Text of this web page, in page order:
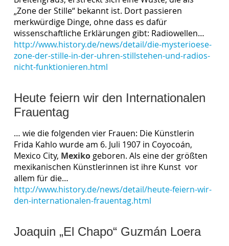
„Zone der Stille“ bekannt ist. Dort passieren
merkwürdige Dinge, ohne dass es dafür
wissenschaftliche Erklärungen gibt: Radiowellen…
http://www.history.de/news/detail/die-mysterioese-
zone-der-stille-in-der-uhren-stillstehen-und-radios-
nicht-funktionieren.html
Heute feiern wir den Internationalen
Frauentag
… wie die folgenden vier Frauen: Die Künstlerin
Frida Kahlo wurde am 6. Juli 1907 in Coyocoán,
Mexico City, Mexikogeboren. Als eine der größten
mexikanischen Künstlerinnen ist ihre Kunst vor
allem für die…
http://www.history.de/news/detail/heute-feiern-wir-
den-internationalen-frauentag.html
Joaquin „El Chapo“ Guzmán Loera